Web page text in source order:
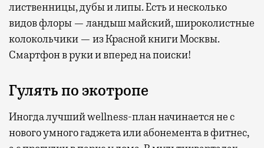
лиственницы, дубы и липы. Есть и несколько
видов флоры — ландыш майский, широколистные
колокольчики — из Красной книги Москвы.
Смартфон в руки и вперед на поиски!
Гулять по экотропе
Иногда лучший wellness-план начинается не с
нового умного гаджета или абонемента в фитнес,